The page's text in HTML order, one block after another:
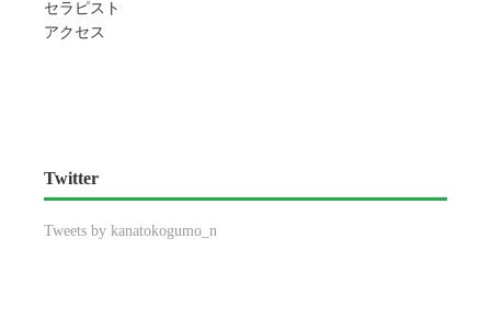
セラピスト
アクセス
Twitter
Tweets by kanatokogumo_n